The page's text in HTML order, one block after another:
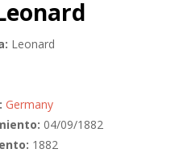
Leonard
Germany
04/09/1882
1882